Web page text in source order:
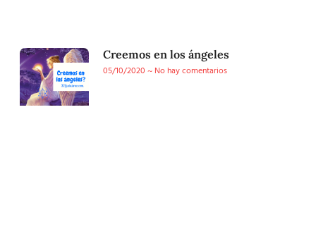
Creemos en los ángeles
05/10/2020
No hay comentarios